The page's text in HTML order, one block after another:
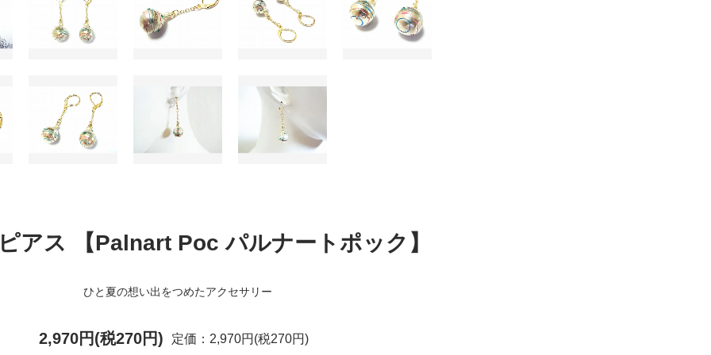
アス 【Palnart Poc パルナートポック】
ひと夏の想い出をつめたアクセサリー
2,970円(税270円) 定価：2,970円(税270円)